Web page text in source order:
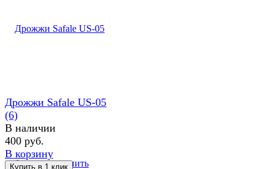
избранное сравнить
Дрожжи Safale US-05
(6)
В наличии
400 руб.
В корзину